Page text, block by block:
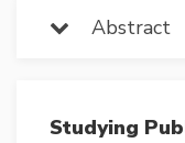
Abstract
Studying